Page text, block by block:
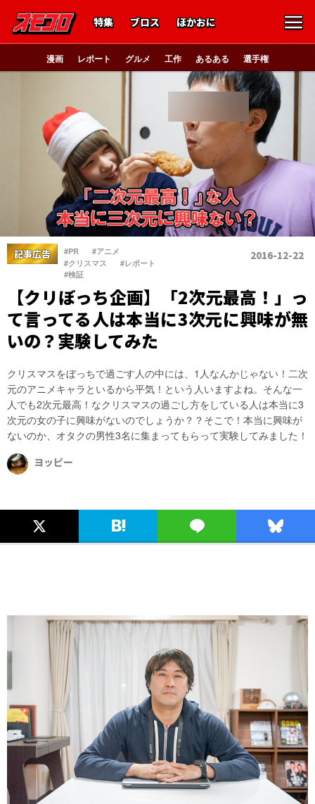
特集 ブロス ほかおに
漫画 レポート グルメ 工作 あるある 選手権
記事広告 #PR #アニメ
#クリスマス #レポート
#検証
2016-12-22
【クリぼっち企画】「2次元最高！」っ
て言ってる人は本当に3次元に興味が無
いの？実験してみた
クリスマスをぼっちで過ごす人の中には、1人なんかじゃない！二次
元のアニメキャラといるから平気！という人いますよね。そんな一
人でも2次元最高！なクリスマスの過ごし方をしている人は本当に3
次元の女の子に興味がないのでしょうか？？そこで！本当に興味が
ないのか、オタクの男性3名に集まってもらって実験してみました！
ヨッピー